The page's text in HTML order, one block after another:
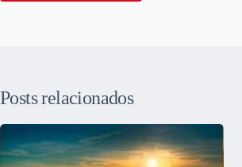
Posts relacionados